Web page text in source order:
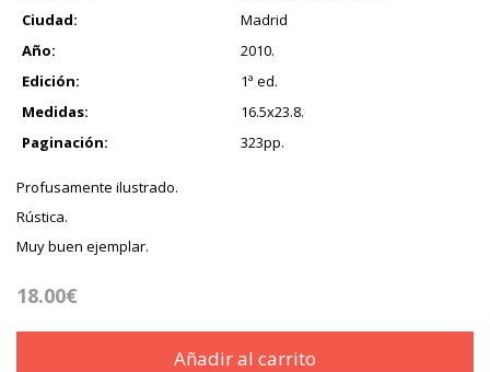
Ciudad:
Madrid
Año:
2010.
Edición:
1ª ed.
Medidas:
16.5x23.8.
Paginación:
323pp.
Profusamente ilustrado.
Rústica.
Muy buen ejemplar.
18.00€
Añadir al carrito